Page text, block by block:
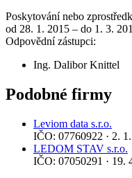
Poskytování nebo
od 28. 1. 2015 – do 1. 3.
Odpovědní zástupci:
Ing. Dalibor Knittel
Podobné firmy
Leviom data s.r.o.
IČO: 07760922 · 2.
LEDOM STAV s.r.o.
IČO: 07050291 · 19.